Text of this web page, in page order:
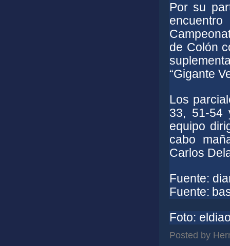
Por su
de Colón
“Gigante
Los
33, 51-54
equipo
cabo
Carlos
Fuente:
Fuente:
Foto:
Posted by